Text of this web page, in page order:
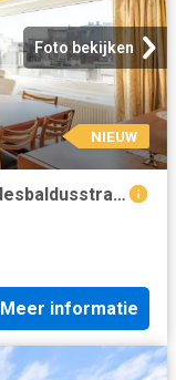
Foto bekijken
NIEUW
à vendre Appartement Coxyde St Idesbaldusstraat
Meer informatie